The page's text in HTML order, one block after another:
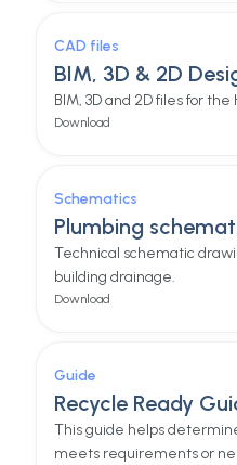
CAD files
BIM, 3D & 2D
BIM, 3D and 2D files for the
Download
Schematics
Plumbing
Technical schematic
building drainage.
Download
Guide
Recycle Ready
This guide helps
meets requirements or